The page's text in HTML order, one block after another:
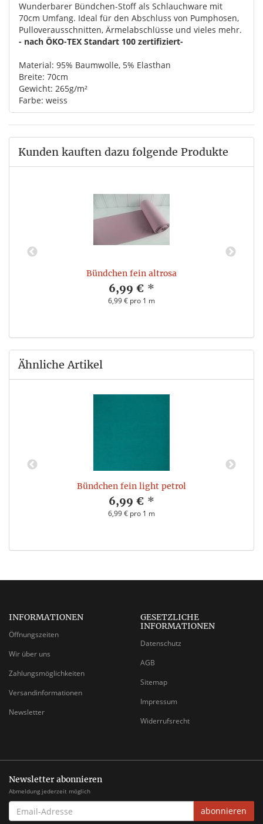
Wunderbarer Bündchen-Stoff als Schlauchware mit
70cm Umfang. Ideal für den Abschluss von Pumphosen,
Pulloverausschnitten, Ärmelabschlüsse und vieles mehr.
- nach ÖKO-TEX Standart 100 zertifiziert-
Material: 95% Baumwolle, 5% Elasthan
Breite: 70cm
Gewicht: 265g/m²
Farbe: weiss
Kunden kauften dazu folgende Produkte
Bündchen fein altrosa
6,99 € *
6,99 € pro 1 m
Ähnliche Artikel
Bündchen fein light petrol
6,99 € *
6,99 € pro 1 m
INFORMATIONEN
Öffnungszeiten
Wir über uns
Zahlungsmöglichkeiten
Versandinformationen
Newsletter
GESETZLICHE
INFORMATIONEN
Datenschutz
AGB
Sitemap
Impressum
Widerrufsrecht
Newsletter abonnieren
Abmeldung jederzeit möglich
EMAIL-
ADRESSE
abonnieren